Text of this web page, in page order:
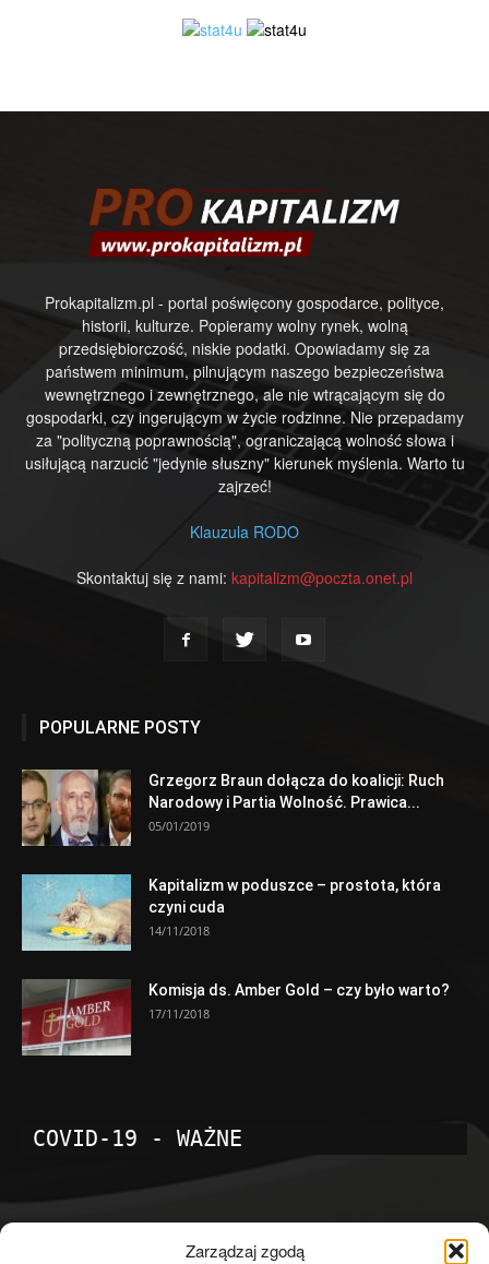
Zarządzaj zgodą
Prokapitalizm.pl - portal poświęcony gospodarce, polityce,
historii, kulturze. Popieramy wolny rynek, wolną
przedsiębiorczość, niskie podatki. Opowiadamy się za
państwem minimum, pilnującym naszego bezpieczeństwa
wewnętrznego i zewnętrznego, ale nie wtrącającym się do
gospodarki, czy ingerującym w życie rodzinne. Nie przepadamy
za "polityczną poprawnością", ograniczającą wolność słowa i
usiłującą narzucić "jedynie słuszny" kierunek myślenia. Warto tu
zajrzeć!
Klauzula RODO
Skontaktuj się z nami: kapitalizm@poczta.onet.pl
POPULARNE POSTY
Grzegorz Braun dołącza do koalicji: Ruch
Narodowy i Partia Wolność. Prawica...
05/01/2019
Kapitalizm w poduszce – prostota, która
czyni cuda
14/11/2018
Komisja ds. Amber Gold – czy było warto?
17/11/2018
COVID-19 - WAŻNE